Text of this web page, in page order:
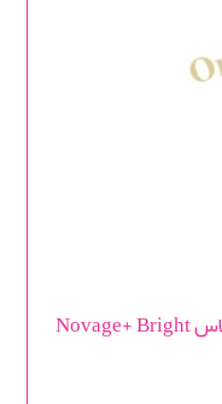
سرم روشن کننده و ضدلک نوایج پلاس Novage+ Bright